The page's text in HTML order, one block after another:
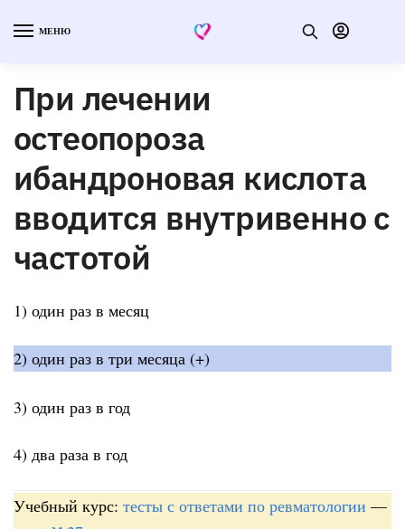
МЕНЮ
При лечении
остеопороза
ибандроновая кислота
вводится внутривенно с
частотой
1) один раз в месяц
2) один раз в три месяца (+)
3) один раз в год
4) два раза в год
Учебный курс: тесты с ответами по ревматологии —